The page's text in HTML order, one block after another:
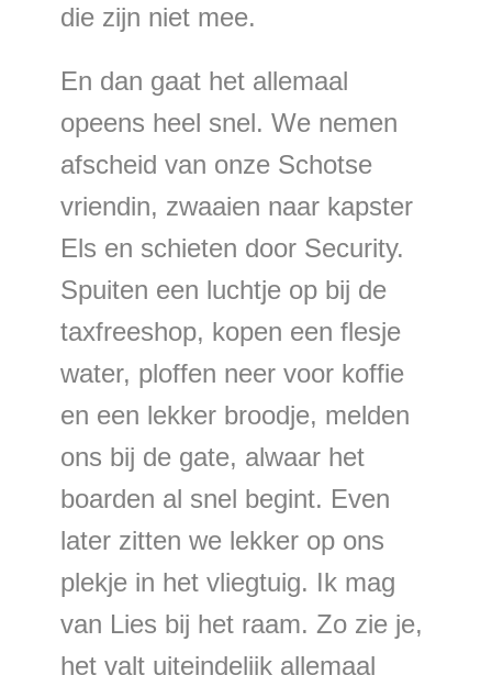
die zijn niet mee.
En dan gaat het allemaal
opeens heel snel. We nemen
afscheid van onze Schotse
vriendin, zwaaien naar kapster
Els en schieten door Security.
Spuiten een luchtje op bij de
taxfreeshop, kopen een flesje
water, ploffen neer voor koffie
en een lekker broodje, melden
ons bij de gate, alwaar het
boarden al snel begint. Even
later zitten we lekker op ons
plekje in het vliegtuig. Ik mag
van Lies bij het raam. Zo zie je,
het valt uiteindelijk allemaal